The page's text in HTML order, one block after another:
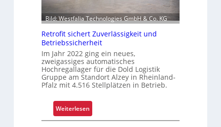
l
e
n
i
e
r
u
n
g
u
m
s
Bild: Westfalia Technologies GmbH & Co. KG
Retrofit sichert Zuverlässigkeit und
Betriebssicherheit
Im Jahr 2022 ging ein neues,
zweigassiges automatisches
Hochregallager für die Dold Logistik
Gruppe am Standort Alzey in Rheinland-
Pfalz mit 4.516 Stellplätzen in Betrieb.
Weiterlesen
R